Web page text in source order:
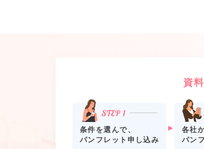
資
条件を選んで、
パンフレット申し込み
各社
パン